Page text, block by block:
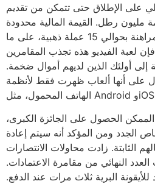
على الإطلاق حتى تتمكن من تقديم
مليون رطل. القيمة المالية محدودة
خلال 20 بنسًا، ويمكنك المراهنة بحوالي 15 عملة ذهبية، على ما
لذا فإن لعبة الفيديو هذه تجذب المقامرين
إلى أولئك الذين لديهم أموال ضخمة.
على أنها ألعاب ظهرت فقط لأنظمة
الحصول على الجائزة الكبرى،
الجدد ومن المؤكد أنه سيتم إعادة
الثابتة. زادت محاولات الانتصارات
النهائي من مقامرة الاعتمادات.
البرية ثلاث مرات عند الدفع.